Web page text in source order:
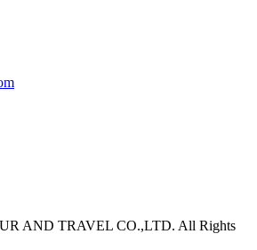
AND TRAVEL CO.,LTD. All Rights